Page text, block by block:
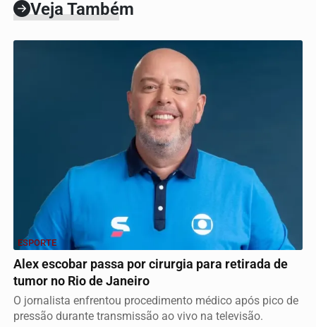
Veja Também
ESPORTE
Alex escobar passa por cirurgia para retirada de
tumor no Rio de Janeiro
O jornalista enfrentou procedimento médico após pico de
pressão durante transmissão ao vivo na televisão.